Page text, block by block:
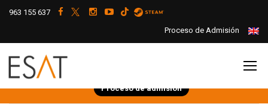
Proceso de admisión
963 155 637
Proceso de Admisión